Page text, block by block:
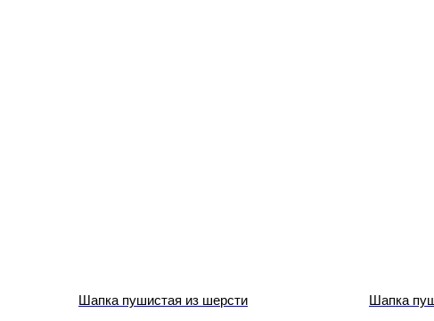
Шапка пушистая из шерсти
Шапка